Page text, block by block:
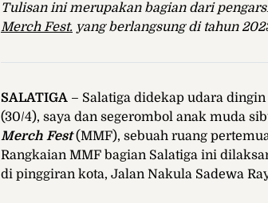
Tulisan ini merupakan bagian dari
Merch Fest. yang berlangsung di tahun
SALATIGA – Salatiga didekap udara
(30/4), saya dan segerombol anak muda
Merch Fest(MMF), sebuah ruang
Rangkaian MMF bagian Salatiga ini
di pinggiran kota, Jalan Nakula Sadewa